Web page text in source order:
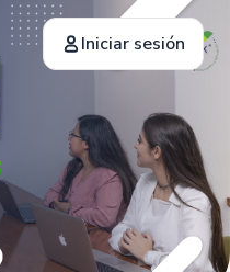
Iniciar sesión